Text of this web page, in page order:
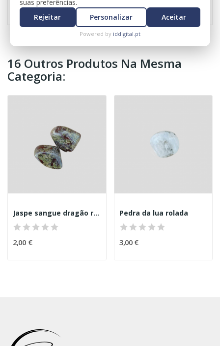
16 Outros Produtos Na Mesma
Categoria:
Jaspe sangue dragão rolada
2,00 €
Pedra da lua rolada
3,00 €
suas preferências.
Rejeitar
Personalizar Aceitar
Powered by iddigital.pt